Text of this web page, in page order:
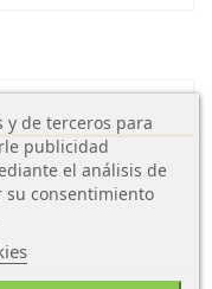
y de terceros para
publicidad
el análisis de
su consentimiento